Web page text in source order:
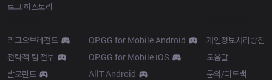
로고 히스토리
리그오브레전드
전략적 팀 전투
발로란트
OP.GG for Mobile Android
OP.GG for Mobile iOS
AllT Android
개인정보처리방침
도움말
문의/피드백